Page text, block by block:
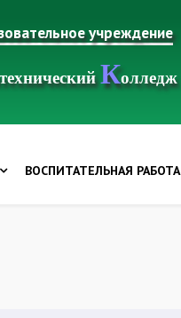
учреждение
Колледж
ВОСПИТАТЕЛЬНАЯ РАБОТА